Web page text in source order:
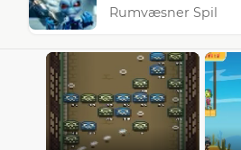
Rumvæsner Spil